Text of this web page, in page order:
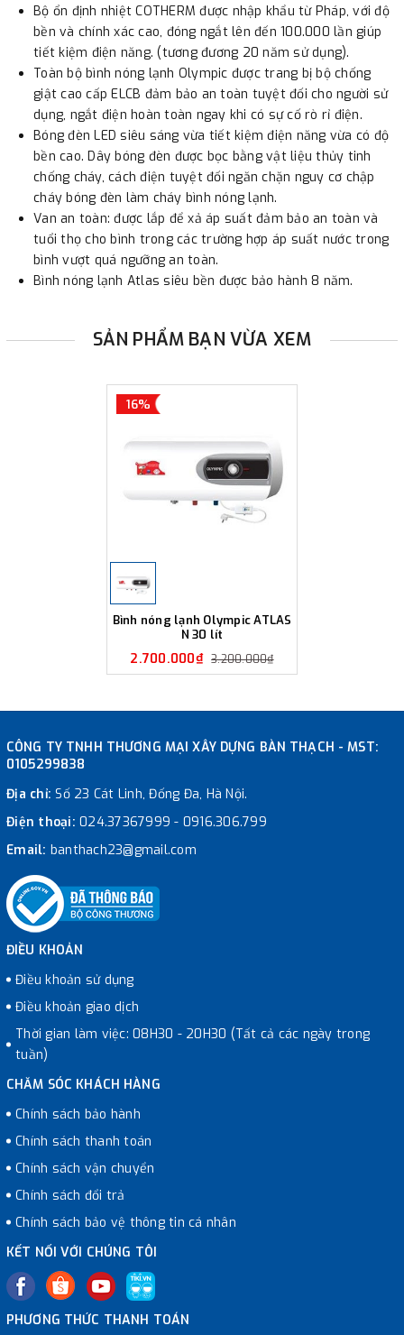
Bộ ổn định nhiệt COTHERM được nhập khẩu từ Pháp, với độ
bền và chính xác cao, đóng ngắt lên đến 100.000 lần giúp
tiết kiệm điện năng. (tương đương 20 năm sử dụng).
Toàn bộ bình nóng lạnh Olympic được trang bị bộ chống
giật cao cấp ELCB đảm bảo an toàn tuyệt đối cho người sử
dụng, ngắt điện hoàn toàn ngay khi có sự cố rò rỉ điện.
Bóng đèn LED siêu sáng vừa tiết kiệm điện năng vừa có độ
bền cao. Dây bóng đèn được bọc bằng vật liệu thủy tinh
chống cháy, cách điện tuyệt đối ngăn chặn nguy cơ chập
cháy bóng đèn làm cháy bình nóng lạnh.
Van an toàn: được lắp để xả áp suất đảm bảo an toàn và
tuổi thọ cho bình trong các trường hợp áp suất nước trong
bình vượt quá ngưỡng an toàn.
Bình nóng lạnh Atlas siêu bền được bảo hành 8 năm.
SẢN PHẨM BẠN VỪA XEM
16%
Bình nóng lạnh Olympic ATLAS
N 30 lít
2.700.000₫ 3.200.000₫
CÔNG TY TNHH THƯƠNG MẠI XÂY DỰNG BÀN THẠCH - MST:
0105299838
Địa chỉ:Số 23 Cát Linh, Đống Đa, Hà Nội.
Điện thoại: 024.37367999 - 0916.306.799
Email: banthach23@gmail.com
ĐIỀU KHOẢN
Điều khoản sử dụng
Điều khoản giao dịch
Thời gian làm việc: 08H30 - 20H30 (Tất cả các ngày trong
tuần)
CHĂM SÓC KHÁCH HÀNG
Chính sách bảo hành
Chính sách thanh toán
Chính sách vận chuyển
Chính sách đổi trả
Chính sách bảo vệ thông tin cá nhân
KẾT NỐI VỚI CHÚNG TÔI
PHƯƠNG THỨC THANH TOÁN